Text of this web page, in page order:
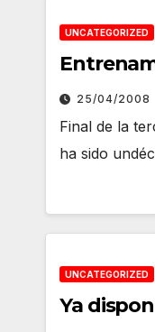
UNCATEGORIZED
25/04/2008
Final de la
ha sido
UNCATEGORIZED
Ya